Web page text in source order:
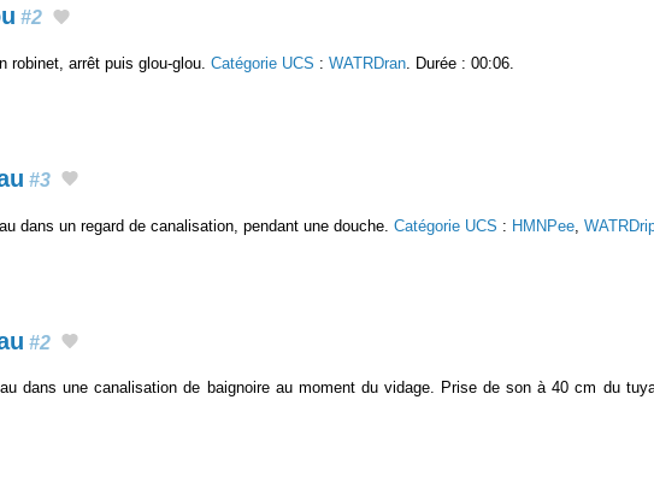
#2
robinet, arrêt puis glou-glou. Catégorie UCS : WATRDran . Durée : 00:06.
#3
dans un regard de canalisation, pendant une douche. Catégorie UCS : HMNPee
#2
dans une canalisation de baignoire au moment du vidage. Prise de son à 40 cm du